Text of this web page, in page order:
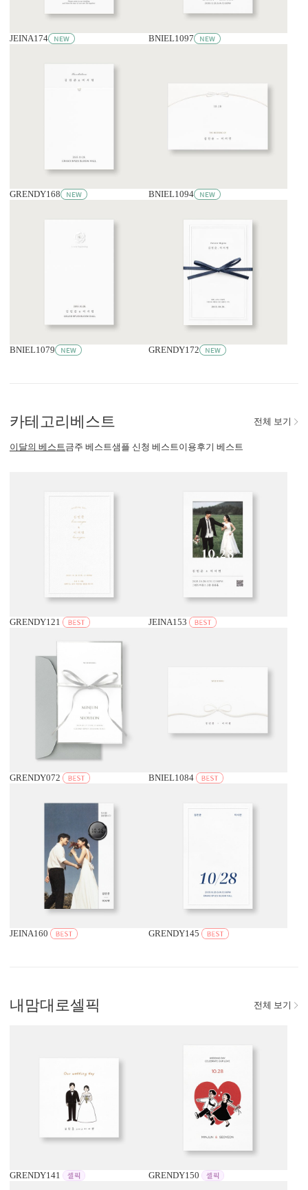
JEINA174 BNIEL1097
GRENDY168 BNIEL1094
BNIEL1079 GRENDY172
카테고리베스트 전체 보기
이달의 베스트금주 베스트샘플 신청 베스트이용후기 베스트
GRENDY121 JEINA153
GRENDY072 BNIEL1084
JEINA160 GRENDY145
내맘대로셀픽 전체 보기
GRENDY141 GRENDY150